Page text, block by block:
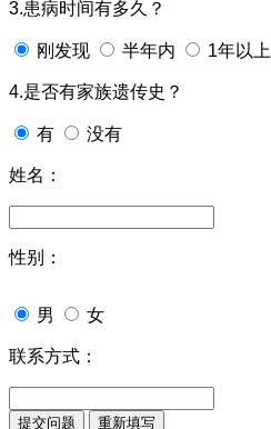
3.患病时间有多久？
刚发现 半年内 1年以上
4.是否有家族遗传史？
有 没有
姓名：
性别：
男 女
联系方式：